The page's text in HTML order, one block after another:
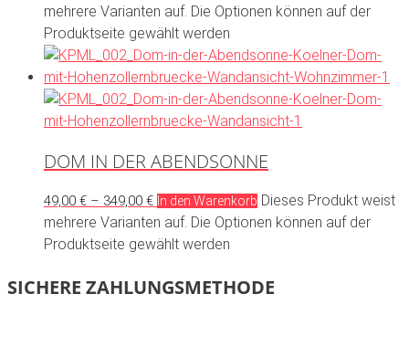
mehrere Varianten auf. Die Optionen können auf der
Produktseite gewählt werden
DOM IN DER ABENDSONNE
49,00 € – 349,00 € In den Warenkorb Dieses Produkt weist
mehrere Varianten auf. Die Optionen können auf der
Produktseite gewählt werden
SICHERE ZAHLUNGSMETHODE